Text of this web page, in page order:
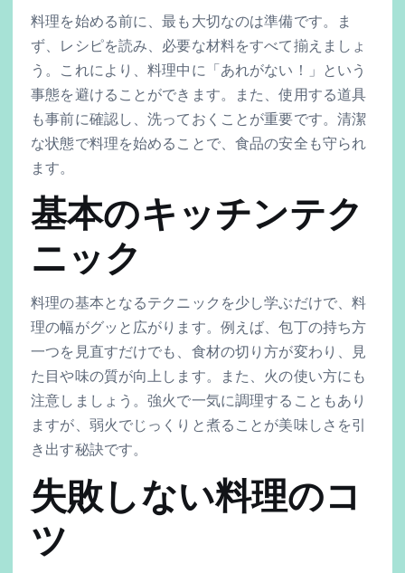
料理を始める前に、最も大切なのは準備です。ま
ず、レシピを読み、必要な材料をすべて揃えましょ
う。これにより、料理中に「あれがない！」という
事態を避けることができます。また、使用する道具
も事前に確認し、洗っておくことが重要です。清潔
な状態で料理を始めることで、食品の安全も守られ
ます。
基本のキッチンテク
ニック
料理の基本となるテクニックを少し学ぶだけで、料
理の幅がグッと広がります。例えば、包丁の持ち方
一つを見直すだけでも、食材の切り方が変わり、見
た目や味の質が向上します。また、火の使い方にも
注意しましょう。強火で一気に調理することもあり
ますが、弱火でじっくりと煮ることが美味しさを引
き出す秘訣です。
失敗しない料理のコ
ツ